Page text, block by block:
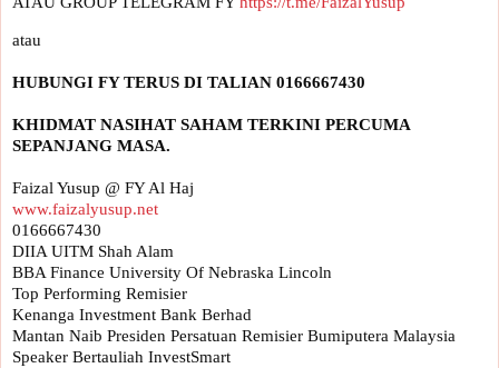
KHIDMAT NASIHAT SAHAM TERKINI PERCUMA
www.faizalyusup.net
0166667430
DIIA UITM Shah Alam
BBA Finance University Of Nebraska Lincoln
Top Performing Remisier
Kenanga Investment Bank Berhad
Mantan Naib Presiden Persatuan Remisier Bumiputera Malaysia
Speaker Bertauliah InvestSmart